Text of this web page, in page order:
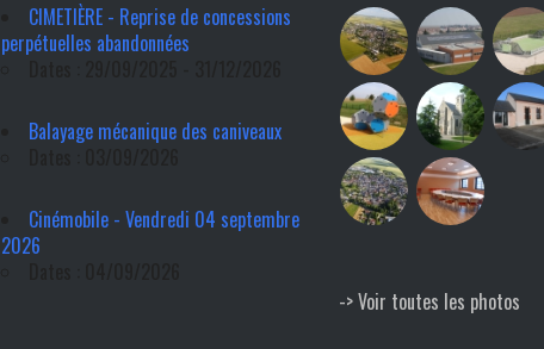
CIMETIÈRE - Reprise de concessions
perpétuelles abandonnées
Balayage mécanique des caniveaux
Cinémobile - Vendredi 04 septembre
2026
-> Voir toutes les photos